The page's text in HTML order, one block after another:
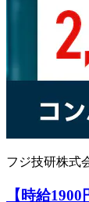
フジ技研株式
【時給